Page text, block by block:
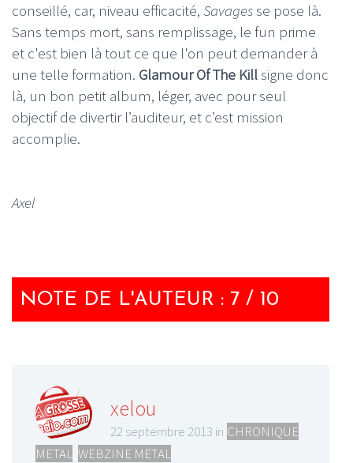
conseillé, car, niveau efficacité, Savagesse pose là.
Sans temps mort, sans remplissage, le fun prime
et c'est bien là tout ce que l'on peut demander à
une telle formation. Glamour Of The Killsigne donc
là, un bon petit album, léger, avec pour seul
objectif de divertir l’auditeur, et c’est mission
accomplie.
Axel
NOTE DE L'AUTEUR : 7 / 10
xelou
22 septembre 2013 in CHRONIQUE
METAL WEBZINE METAL